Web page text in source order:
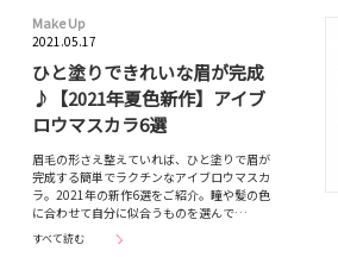
Make Up
2021.05.17
ひと塗りできれいな眉が完成
♪【2021年夏色新作】アイブ
ロウマスカラ6選
眉毛の形さえ整えていれば、ひと塗りで眉が
完成する簡単でラクチンなアイブロウマスカ
ラ。2021年の新作6選をご紹介。瞳や髪の色
に合わせて自分に似合うものを選んで…
すべて読む